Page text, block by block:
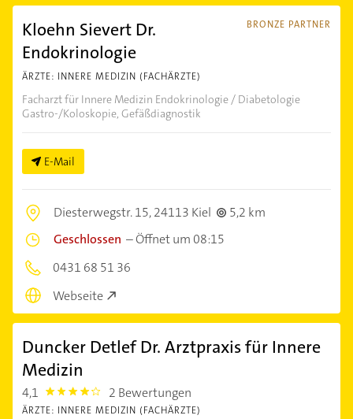
BRONZE PARTNER
Kloehn Sievert Dr.
Endokrinologie
ÄRZTE: INNERE MEDIZIN (FACHÄRZTE)
Facharzt für Innere Medizin Endokrinologie / Diabetologie
Gastro-/Koloskopie, Gefäßdiagnostik
E-Mail
Diesterwegstr. 15,24113 Kiel
5,2 km
Geschlossen –Öffnet um 08:15
0431 68 51 36
Webseite
Duncker Detlef Dr. Arztpraxis für Innere
Medizin
4,1 4.1 2 Bewertungen
ÄRZTE: INNERE MEDIZIN (FACHÄRZTE)